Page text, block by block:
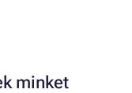
minket